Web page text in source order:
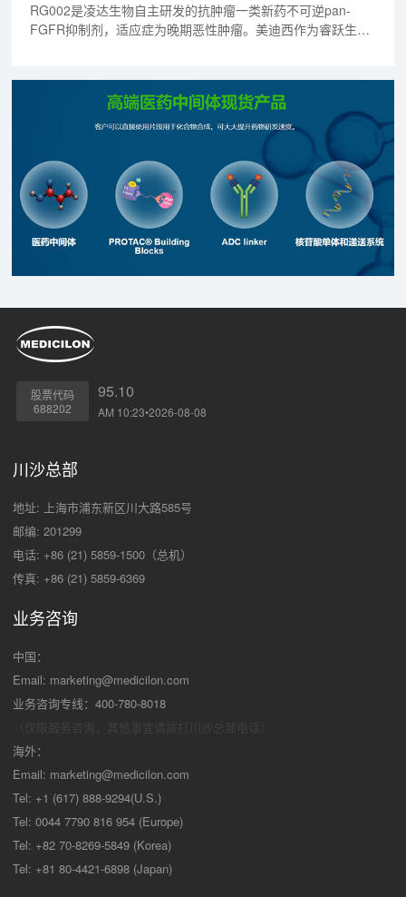
RG002是凌达生物自主研发的抗肿瘤一类新药不可逆pan-
FGFR抑制剂，适应症为晚期恶性肿瘤。美迪西作为睿跃生物
股票代码
688202
95.10
AM 10:23•2026-08-08
川沙总部
地址: 上海市浦东新区川大路585号
邮编: 201299
电话: +86 (21) 5859-1500（总机）
传真: +86 (21) 5859-6369
业务咨询
中国：
Email: marketing@medicilon.com
业务咨询专线：400-780-8018
海外：
Email: marketing@medicilon.com
Tel: +1 (617) 888-9294(U.S.)
Tel: 0044 7790 816 954 (Europe)
Tel: +82 70-8269-5849 (Korea)
Tel: +81 80-4421-6898 (Japan)